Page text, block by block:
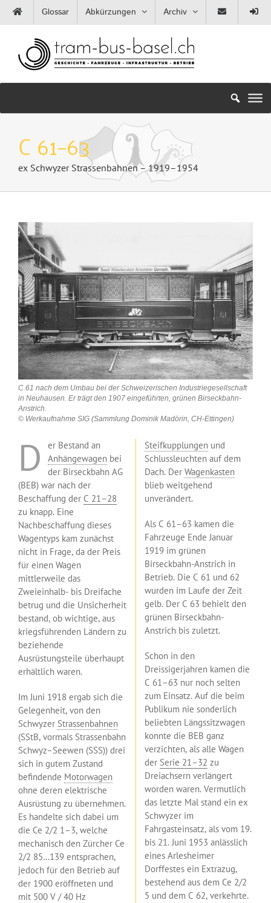
Zum
Inhalt
Glossar Abkürzungen Archiv
C 61–63
ex Schwyzer Strassenbahnen – 1919–1954
Zeige
grösseres
Bild
C 61 nach dem Umbau bei der Schweizerischen Industriegesellschaft
in Neuhausen. Er trägt den 1907 eingeführten, grünen Birseckbahn-
Anstrich.
© Werkaufnahme SIG (Sammlung Dominik Madörin, CH-Ettingen)
D
er Bestand an
Anhängewagen bei
der Birseckbahn AG
(BEB) war nach der
Beschaffung der C 21–28
zu knapp. Eine
Nachbeschaffung dieses
Wagentyps kam zunächst
nicht in Frage, da der Preis
für einen Wagen
mittlerweile das
Zweieinhalb- bis Dreifache
betrug und die Unsicherheit
bestand, ob wichtige, aus
kriegsführenden Ländern zu
beziehende
Ausrüstungsteile überhaupt
erhältlich waren.
Im Juni 1918 ergab sich die
Gelegenheit, von den
Schwyzer Strassenbahnen
(SStB, vormals Strassenbahn
Schwyz–Seewen (SSS)) drei
sich in gutem Zustand
befindende Motorwagen
ohne deren elektrische
Ausrüstung zu übernehmen.
Es handelte sich dabei um
die Ce 2/2 1–3, welche
mechanisch den Zürcher Ce
2/2 85…139 entsprachen,
jedoch für den Betrieb auf
der 1900 eröffneten und
mit 500 V / 40 Hz
Steifkupplungen und
Schlussleuchten auf dem
Dach. Der Wagenkasten
blieb weitgehend
unverändert.
Als C 61–63 kamen die
Fahrzeuge Ende Januar
1919 im grünen
Birseckbahn-Anstrich in
Betrieb. Die C 61 und 62
wurden im Laufe der Zeit
gelb. Der C 63 behielt den
grünen Birseckbahn-
Anstrich bis zuletzt.
Schon in den
Dreissigerjahren kamen die
C 61–63 nur noch selten
zum Einsatz. Auf die beim
Publikum nie sonderlich
beliebten Längssitzwagen
konnte die BEB ganz
verzichten, als alle Wagen
der Serie 21–32 zu
Dreiachsern verlängert
worden waren. Vermutlich
das letzte Mal stand ein ex
Schwyzer im
Fahrgasteinsatz, als vom 19.
bis 21. Juni 1953 anlässlich
eines Arlesheimer
Dorffestes ein Extrazug,
bestehend aus dem Ce 2/2
5 und dem C 62, verkehrte.